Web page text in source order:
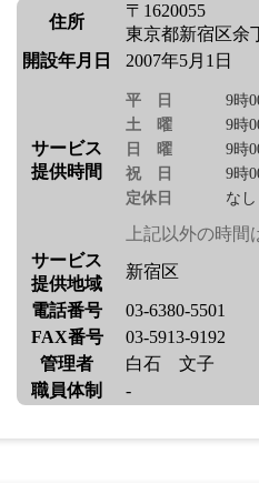
住所
〒1620055
東京都新宿区余
開設年月日
2007年5月1日
サービス
提供時間
平日
9時
土曜
9時
日曜
9時
祝日
9時
定休日
なし
上記以外の時
サービス
提供地域
新宿区
電話番号
03-6380-5501
FAX番号
03-5913-9192
管理者
白石 文子
職員体制
-